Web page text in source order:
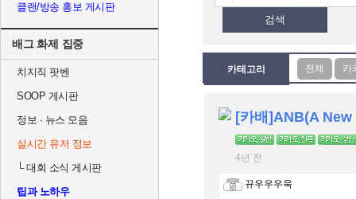
클랜/방송 홍보 게시판
배그 화제 집중
치지직 팟벤
SOOP 게시판
정보 · 뉴스 모음
실시간 유저 정보
└대회 소식 게시판
팁과 노하우
검색
카테고리
4년 전
뀨우우우욱